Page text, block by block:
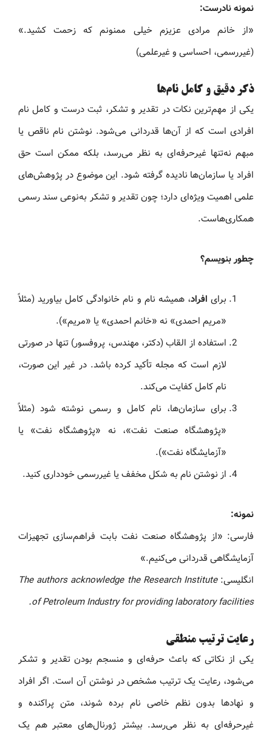
نمونه نادرست:
«از خانم مرادی عزیزم خیلی ممنونم که زحمت کشید.»
(غیررسمی، احساسی و غیرعلمی)
ذکر دقیق و کامل نام‌ها
یکی از مهم‌ترین نکات در تقدیر و تشکر، ثبت درست و کامل نام
افرادی است که از آن‌ها قدردانی می‌شود. نوشتن نام ناقص یا
مبهم نه‌تنها غیرحرفه‌ای به نظر می‌رسد، بلکه ممکن است حق
افراد یا سازمان‌ها نادیده گرفته شود. این موضوع در پژوهش‌های
علمی اهمیت ویژه‌ای دارد؛ چون تقدیر و تشکر به‌نوعی سند رسمی
همکاری‌هاست.
چطور بنویسم؟
برای افراد، همیشه نام و نام خانوادگی کامل بیاورید (مثلاً
«مریم احمدی» نه «خانم احمدی» یا «مریم»).
استفاده از القاب (دکتر، مهندس، پروفسور) تنها در صورتی
لازم است که مجله تأکید کرده باشد. در غیر این صورت،
نام کامل کفایت می‌کند.
برای سازمان‌ها، نام کامل و رسمی نوشته شود (مثلاً
«پژوهشگاه صنعت نفت»، نه «پژوهشگاه نفت» یا
«آزمایشگاه نفت»).
از نوشتن نام به شکل مخفف یا غیررسمی خودداری کنید.
نمونه:
فارسی: «از پژوهشگاه صنعت نفت بابت فراهم‌سازی تجهیزات
آزمایشگاهی قدردانی می‌کنیم.»
انگلیسی:The authors acknowledge the Research Institute
of Petroleum Industry for providing laboratory facilities.
رعایت ترتیب منطقی
یکی از نکاتی که باعث حرفه‌ای و منسجم بودن تقدیر و تشکر
می‌شود، رعایت یک ترتیب مشخص در نوشتن آن است. اگر افراد
و نهادها بدون نظم خاصی نام برده شوند، متن پراکنده و
غیرحرفه‌ای به نظر می‌رسد. بیشتر ژورنال‌های معتبر هم یک